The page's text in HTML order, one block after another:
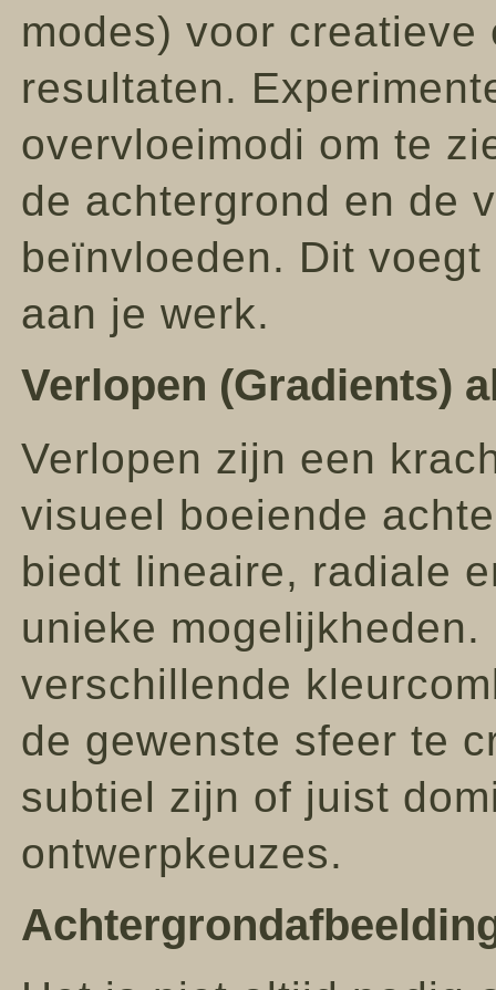
modes) voor
resultaten.
overvloeimodi om te
de achtergrond en de
beïnvloeden. Dit
aan je werk.
Verlopen (Gradients)
Verlopen zijn een
visueel boeiende
biedt lineaire, radiale
unieke
verschillende
de gewenste sfeer te
subtiel zijn of juist
ontwerpkeuzes.